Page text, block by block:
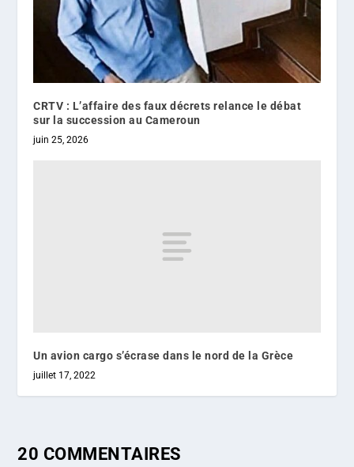
CRTV : L’affaire des faux décrets relance le débat
sur la succession au Cameroun
juin 25, 2026
Un avion cargo s’écrase dans le nord de la Grèce
juillet 17, 2022
20 COMMENTAIRES